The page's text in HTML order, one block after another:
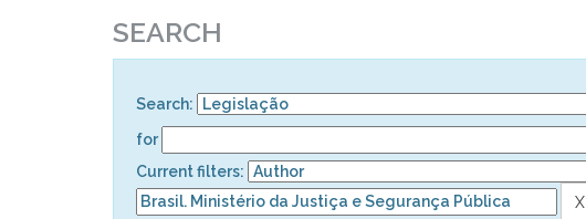
SEARCH
Search:
for
Current filters: